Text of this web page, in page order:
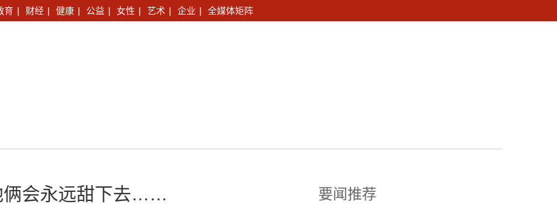
育 | 财经 | 健康 | 公益 | 女性 | 艺术 | 企业 | 全媒体矩阵
俩会永远甜下去…… 要闻推荐